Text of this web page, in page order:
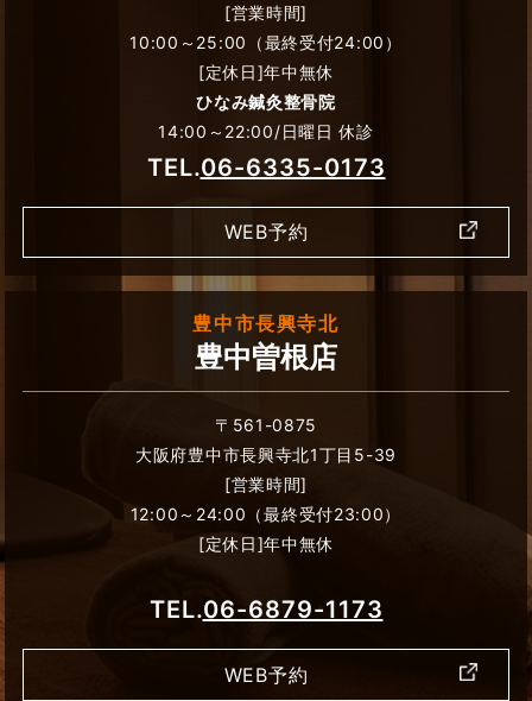
[営業時間]
10:00～25:00（最終受付24:00）
[定休日]年中無休
ひなみ鍼灸整骨院
14:00～22:00/日曜日 休診
TEL.06-6335-0173
WEB予約
豊中市長興寺北
豊中曽根店
〒561-0875
大阪府豊中市長興寺北1丁目5-39
[営業時間]
12:00～24:00（最終受付23:00）
[定休日]年中無休
TEL.06-6879-1173
WEB予約